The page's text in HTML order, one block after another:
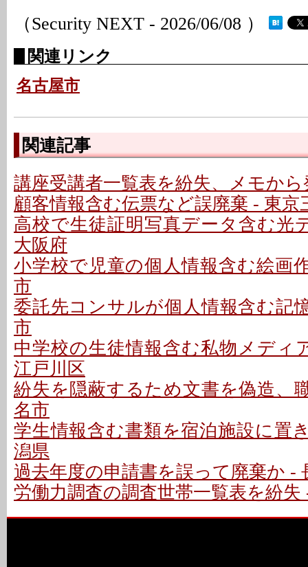
（Security NEXT - 2026/06/08 ）
関連リンク
名古屋市
関連記事
講座受講者一覧表を紛失、メモか
顧客情報含む伝票など誤廃棄 - 東京
高校で生徒証明写真データ含む光
大阪府
小学校で児童の個人情報含む絵画
市
委託先コンサルが個人情報含む記
市
中学校の生徒情報含む私物メディ
江戸川区
紛失を隠蔽するため文書を偽造、
名市
学生情報含む書類を宿泊施設に置
潟県
過去年度の申請書を誤って廃棄か -
労働力調査の調査世帯一覧表を紛失